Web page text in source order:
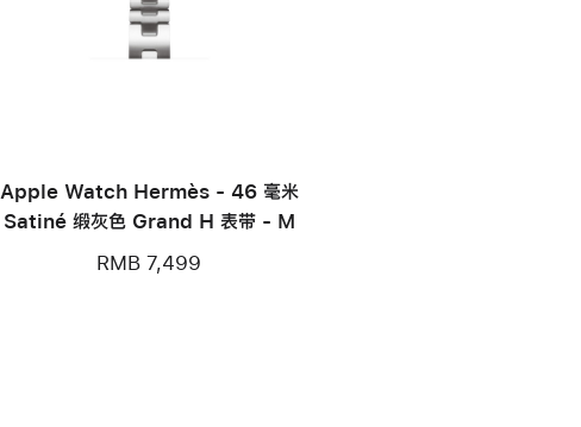
Apple Watch Hermès - 46 毫米
Satiné 缎灰色 Grand H 表带 - M
RMB 7,499